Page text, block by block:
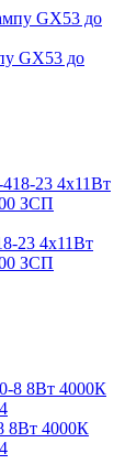
GX53 до
23 4х11Вт
ЗСП
8Вт 4000К